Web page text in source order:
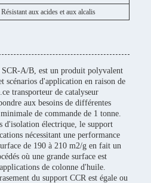
Résistant aux acides et aux alcalis
A/B, est un produit polyvalent
scénarios d'application en raison de
transporteur de catalyseur
aux besoins de différentes
de commande de 1 tonne.
d'isolation électrique, le support
nécessitant une performance
de 190 à 210 m2/g en fait un
où une grande surface est
de colonne d'huile.
du support CCR est égale ou